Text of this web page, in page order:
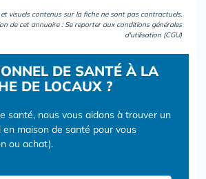
visuels contenus sur la fiche ne sont pas contractuels.
de cet annuaire : Se reporter aux conditions générales
d'utilisation (CGU)
DE SANTÉ À LA
DE LOCAUX ?
santé, nous vous aidons à trouver un
maison de santé pour vous
ou achat).